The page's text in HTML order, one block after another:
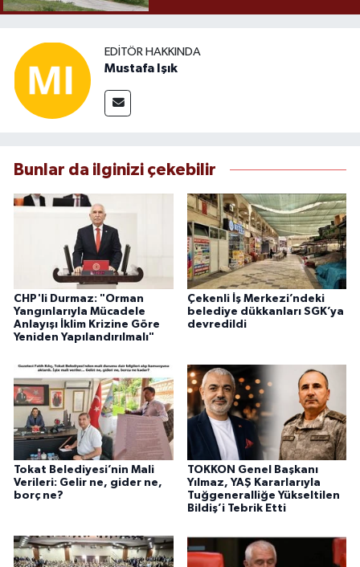
EDITÖR HAKKINDA
Mustafa Işık
Bunlar da ilginizi çekebilir
CHP'li Durmaz: "Orman
Yangınlarıyla Mücadele
Anlayışı İklim Krizine Göre
Yeniden Yapılandırılmalı"
Çekenli İş Merkezi’ndeki
belediye dükkanları SGK’ya
devredildi
Tokat Belediyesi’nin Mali
Verileri: Gelir ne, gider ne,
borç ne?
TOKKON Genel Başkanı
Yılmaz, YAŞ Kararlarıyla
Tuğgeneralliğe Yükseltilen
Bildiş’i Tebrik Etti